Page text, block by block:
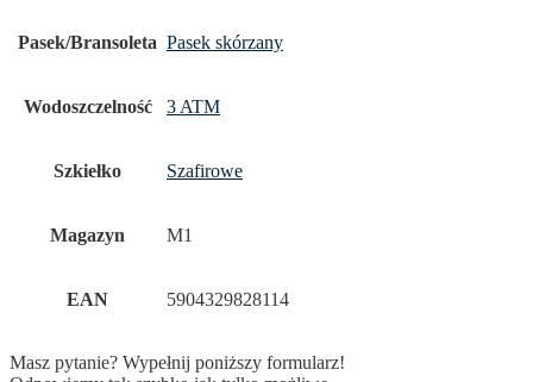
Pasek/Bransoleta Pasek skórzany
Wodoszczelność 3 ATM
Szkiełko Szafirowe
Magazyn M1
EAN 5904329828114
Masz pytanie? Wypełnij poniższy formularz!